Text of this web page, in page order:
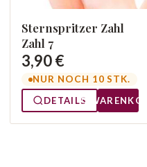
Sternspritzer Zahl
Zahl 7
3,90 €
NUR NOCH 10 STK.
DETAILS